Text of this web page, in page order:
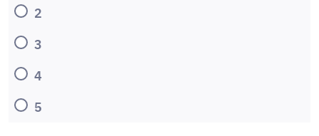
2
3
4
5